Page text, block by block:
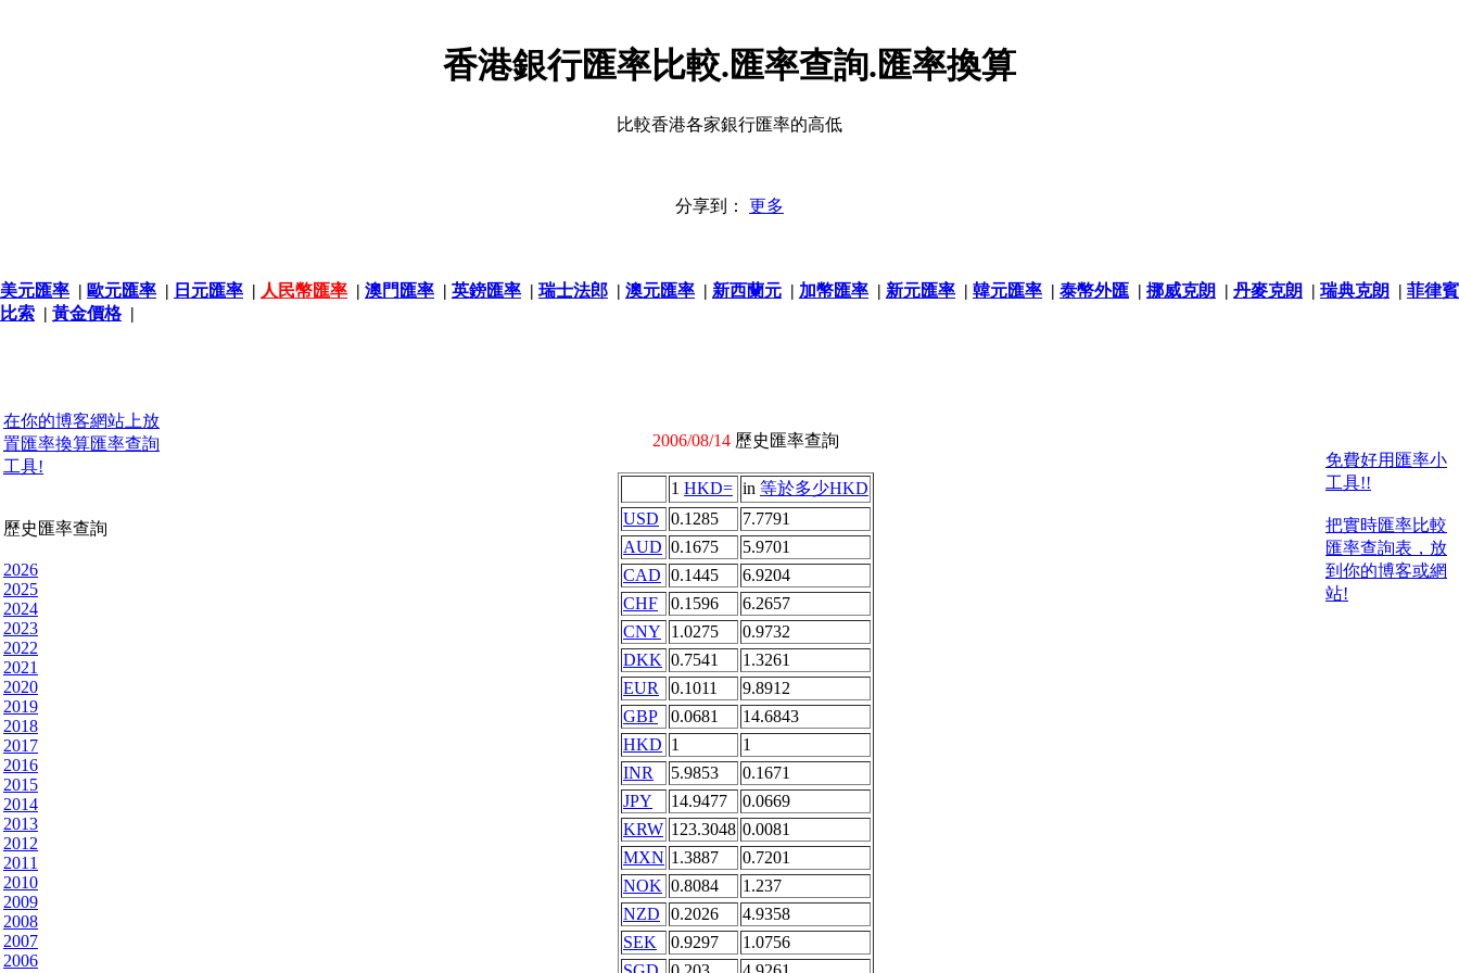
香港銀行匯率比較.匯率查詢.匯率換算
比較香港各家銀行匯率的高低
分享到： 更多
美元匯率 | 歐元匯率 | 日元匯率 | 人民幣匯率 | 澳門匯率 | 英鎊匯率 | 瑞士法郎 | 澳元匯率 | 新西蘭元 | 加幣匯率 | 新元匯率 | 韓元匯率 | 泰幣外匯 | 挪威克朗 | 丹麥克朗 | 瑞典克朗 | 菲律賓
比索 | 黃金價格|
在你的博客網站上放
置匯率換算匯率查詢
工具!
歷史匯率查詢
2026
2025
2024
2023
2022
2021
2020
2019
2018
2017
2016
2015
2014
2013
2012
2011
2010
2009
2008
2007
2006
2006/08/14 歷史匯率查詢
1 HKD= in 等於多少HKD
USD
0.1285
7.7791
AUD 0.1675
5.9701
CAD 0.1445
6.9204
CHF
0.1596
6.2657
CNY
1.0275
0.9732
DKK 0.7541
1.3261
EUR
0.1011
9.8912
GBP
0.0681
14.6843
HKD 1
1
INR
5.9853
0.1671
JPY
14.9477
0.0669
KRW 123.3048 0.0081
MXN 1.3887
0.7201
NOK 0.8084
1.237
NZD
0.2026
4.9358
SEK
0.9297
1.0756
免費好用匯率小
工具!!
把實時匯率比較
匯率查詢表，放
到你的博客或網
站!